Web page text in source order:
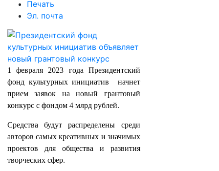
Печать
Эл. почта
1 февраля 2023 года Президентский
фонд культурных инициатив начнет
прием заявок на новый грантовый
конкурс с фондом 4 млрд рублей.
Средства будут распределены среди
авторов самых креативных и значимых
проектов для общества и развития
творческих сфер.